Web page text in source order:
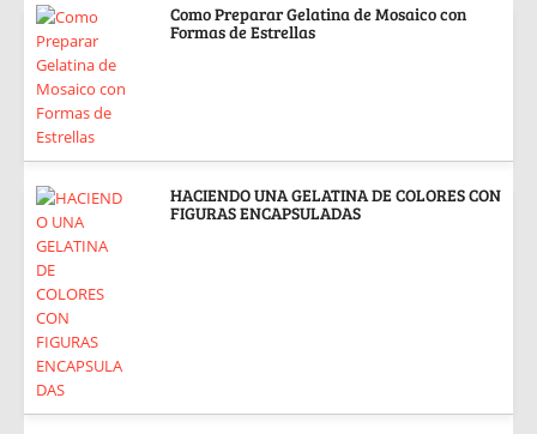
Como Preparar Gelatina de Mosaico con
Formas de Estrellas
HACIENDO UNA GELATINA DE COLORES CON
FIGURAS ENCAPSULADAS